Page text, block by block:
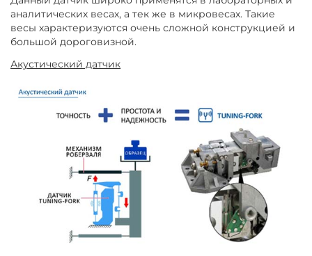
аналитических весах, а тек же в микровесах. Такие
весы характеризуются очень сложной конструкцией и
большой дороговизной.
Акустический датчик